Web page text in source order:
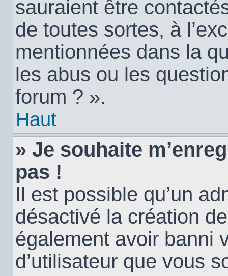
sauraient être
de toutes sortes, à
mentionnées dans la
les abus ou les
forum ? ».
Haut
» Je souhaite
pas !
Il est possible qu’un
désactivé la création
également avoir banni
d’utilisateur que vous